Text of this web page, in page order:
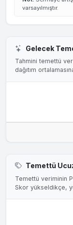
varsayılmıştır.
Gelecek
Tahmini temettü
dağıtım
Temettü
Temettü veriminin
Skor yükseldikçe,